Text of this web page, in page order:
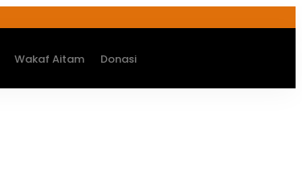
Wakaf Aitam Donasi